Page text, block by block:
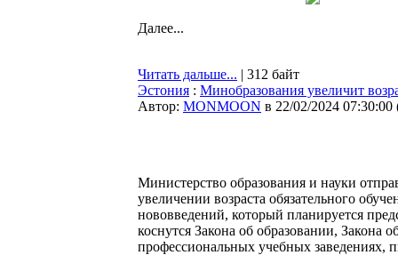
Далее...
Читать дальше... | 312 байт
Эстония : Минобразования увеличит
Автор: MONMOON в 22/02/2024 07:30:00
Министерство образования и науки
увеличении возраста обязательного
нововведений, который планируется
коснутся Закона об образовании, Закона
профессиональных учебных заведениях,